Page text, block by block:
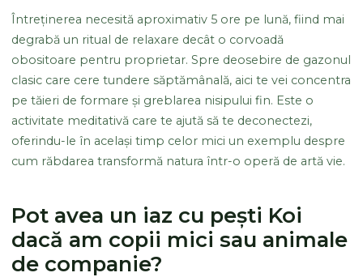
Întreținerea necesită aproximativ 5 ore pe lună, fiind mai
degrabă un ritual de relaxare decât o corvoadă
obositoare pentru proprietar. Spre deosebire de gazonul
clasic care cere tundere săptămânală, aici te vei concentra
pe tăieri de formare și greblarea nisipului fin. Este o
activitate meditativă care te ajută să te deconectezi,
oferindu-le în același timp celor mici un exemplu despre
cum răbdarea transformă natura într-o operă de artă vie.
Pot avea un iaz cu pești Koi
dacă am copii mici sau animale
de companie?